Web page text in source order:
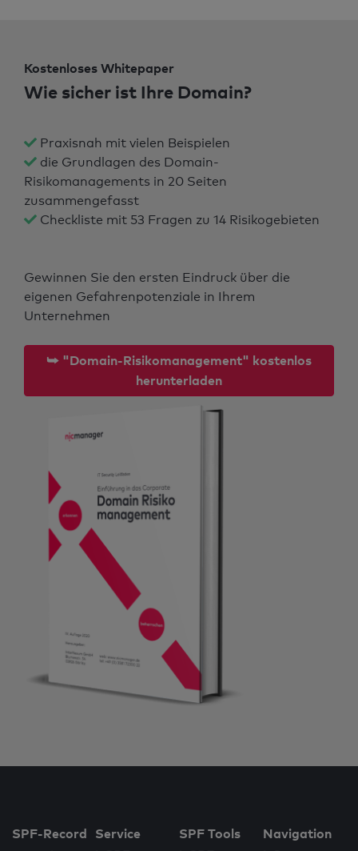
Kostenloses Whitepaper
Wie sicher ist Ihre Domain?
Praxisnah mit vielen Beispielen
die Grundlagen des Domain-
Risikomanagements in 20 Seiten
zusammengefasst
Checkliste mit 53 Fragen zu 14 Risikogebieten
Gewinnen Sie den ersten Eindruck über die
eigenen Gefahrenpotenziale in Ihrem
Unternehmen
⮩ "Domain-Risikomanagement" kostenlos
herunterladen
SPF-Record Service SPF Tools Navigation